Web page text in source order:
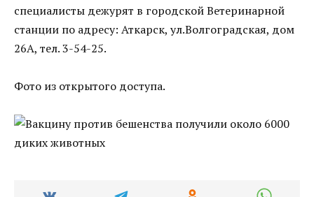
специалисты дежурят в городской Ветеринарной
станции по адресу: Аткарск, ул.Волгоградская, дом
26А, тел. 3-54-25.
Фото из открытого доступа.